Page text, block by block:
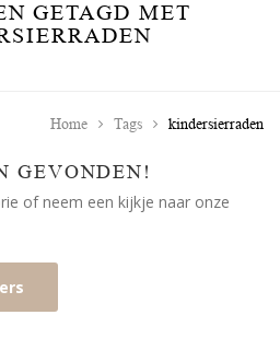
GETAGD MET
Home Tags kindersierraden
GEVONDEN!
of neem een kijkje naar onze